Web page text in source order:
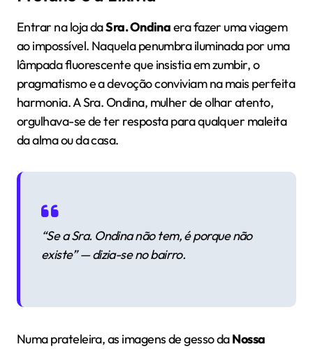
Entrar na loja daSra. Ondinaera fazer uma viagem
ao impossível. Naquela penumbra iluminada por uma
lâmpada fluorescente que insistia em zumbir, o
pragmatismo e a devoção conviviam na mais perfeita
harmonia. A Sra. Ondina, mulher de olhar atento,
orgulhava-se de ter resposta para qualquer maleita
da alma ou da casa.
“Se a Sra. Ondina não tem, é porque não
existe”— dizia-se no bairro.
Numa prateleira, as imagens de gesso daNossa